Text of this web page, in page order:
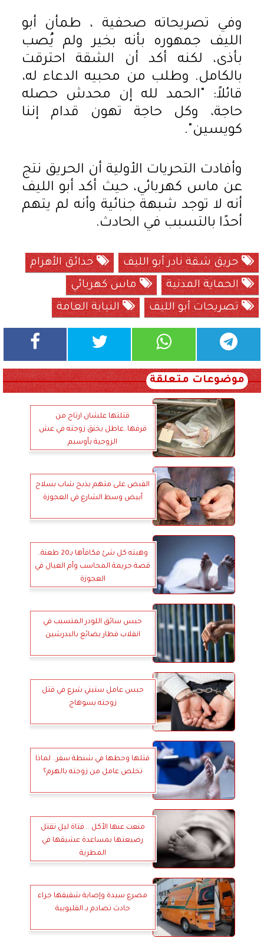
وفي تصريحاته صحفية ، طمأن أبو
الليف جمهوره بأنه بخير ولم يُصب
بأذى، لكنه أكد أن الشقة احترقت
بالكامل. وطلب من محبيه الدعاء له،
قائلاً: "الحمد لله إن محدش حصله
حاجة، وكل حاجة تهون قدام إننا
كويسين".
وأفادت التحريات الأولية أن الحريق نتج
عن ماس كهربائي، حيث أكد أبو الليف
أنه لا توجد شبهة جنائية وأنه لم يتهم
أحدًا بالتسبب في الحادث.
حريق شقة نادر أبو الليف
حدائق الأهرام
الحماية المدنية
ماس كهربائي
تصريحات أبو الليف
النيابة العامة
موضوعات متعلقة
قتلتها علشان ارتاح من
قرفها..عاطل يخنق زوجته في عش
الزوجية بأوسيم
القبض على متهم بذبح شاب بسلاح
أبيض وسط الشارع في العجوزة
وهبته كل شئ فكافأها بـ20 طعنة..
قصة جريمة المحاسب وأم العيال في
العجوزة
حبس سائق اللودر المتسبب في
انقلاب قطار بضائع بالبدرشين
حبس عامل ستيني شرع في قتل
زوجته بسوهاج
قتلها وحطها في شنطة سفر.. لماذا
تخلص عامل من زوجته بالهرم؟
منعت عنها الأكل .. فتاة ليل تقتل
رضيعتها بمساعدة عشيقها في
المطرية
مصرع سيدة وإصابة شقيقها جراء
حادث تصادم بـ القليوبية